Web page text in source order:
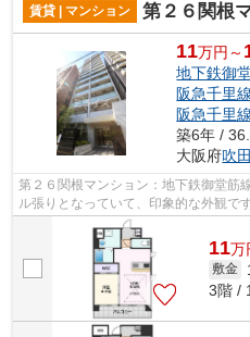
賃貸 | マンション 第２６関根
11万円～
地下鉄御
阪急千里線
阪急千里線
築6年 /
大阪府吹
第２６関根マンション：地下鉄御堂筋
ル張りとなっていて、印象的な外観で
毎日の移動も快適です。共用部には敷...
11万
敷金
3階 /